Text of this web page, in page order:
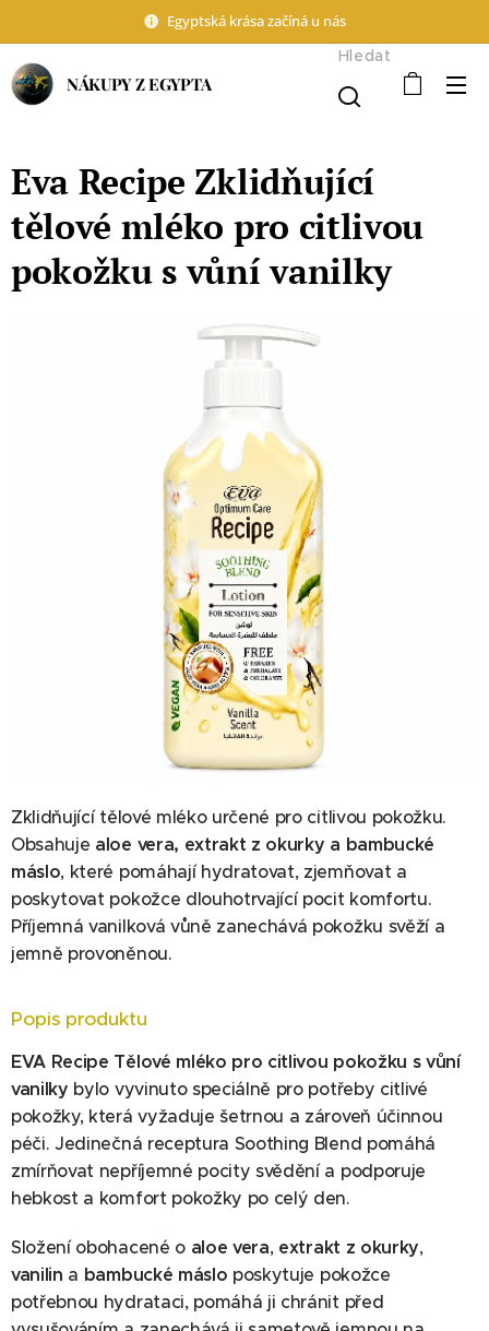
Egyptská krása začíná u nás
NÁKUPY Z EGYPTA
Hledat
Eva Recipe Zklidňující
tělové mléko pro citlivou
pokožku s vůní vanilky
Zklidňující tělové mléko určené pro citlivou pokožku.
Obsahuje aloe vera, extrakt z okurky a bambucké
máslo, které pomáhají hydratovat, zjemňovat a
poskytovat pokožce dlouhotrvající pocit komfortu.
Příjemná vanilková vůně zanechává pokožku svěží a
jemně provoněnou.
Popis produktu
EVA Recipe Tělové mléko pro citlivou pokožku s vůní
vanilky bylo vyvinuto speciálně pro potřeby citlivé
pokožky, která vyžaduje šetrnou a zároveň účinnou
péči. Jedinečná receptura Soothing Blend pomáhá
zmírňovat nepříjemné pocity svědění a podporuje
hebkost a komfort pokožky po celý den.
Složení obohacené o aloe vera, extrakt z okurky,
vanilin a bambucké máslo poskytuje pokožce
potřebnou hydrataci, pomáhá ji chránit před